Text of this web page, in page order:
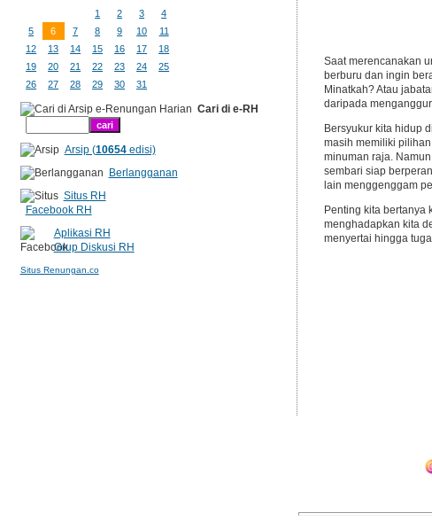
Saat merencanakan
berburu dan ingin
Minatkah? Atau
daripada
Bersyukur kita hidup
masih memiliki
minuman raja.
sembari siap
lain menggenggam
Penting kita bertanya
menghadapkan kita
menyertai hingga
1 2 3
4
5
6 7 8 9 10
11
12
13 14 15 16 17
18
19
20 21 22 23 24
25
26
27 28 29 30 31
Cari di e-RH
Arsip (10654edisi)
Berlangganan
Situs RH
Facebook RH
Aplikasi RH
Grup Diskusi RH
Situs Renungan.co